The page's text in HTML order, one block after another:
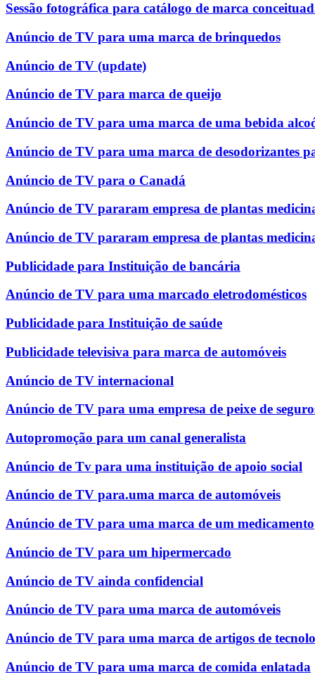
Sessão fotográfica para catálogo de marca
Anúncio de TV para uma marca de brinquedos
Anúncio de TV (update)
Anúncio de TV para marca de queijo
Anúncio de TV para uma marca de uma bebida
Anúncio de TV para uma marca de desodorizantes
Anúncio de TV para o Canadá
Anúncio de TV pararam empresa de plantas
Anúncio de TV pararam empresa de plantas
Publicidade para Instituição de bancária
Anúncio de TV para uma marcado eletrodomésticos
Publicidade para Instituição de saúde
Publicidade televisiva para marca de automóveis
Anúncio de TV internacional
Anúncio de TV para uma empresa de peixe de
Autopromoção para um canal generalista
Anúncio de Tv para uma instituição de apoio social
Anúncio de TV para.uma marca de automóveis
Anúncio de TV para uma marca de um medicamento
Anúncio de TV para um hipermercado
Anúncio de TV ainda confidencial
Anúncio de TV para uma marca de automóveis
Anúncio de TV para uma marca de artigos de
Anúncio de TV para uma marca de comida enlatada